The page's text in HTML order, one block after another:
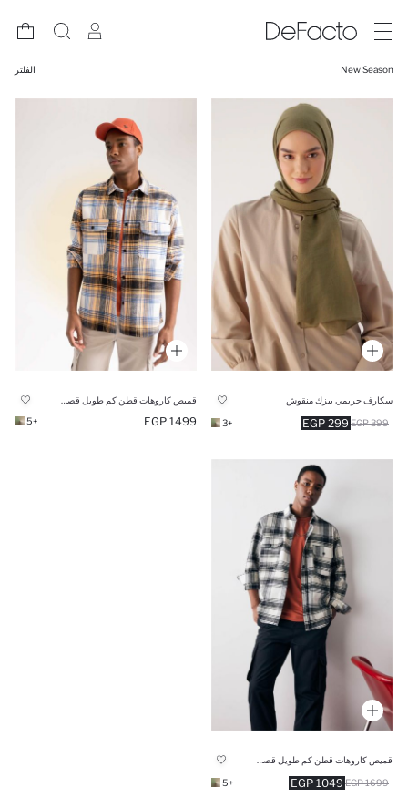
New Season الفلتر
سكارف حريمي بيزك منقوش
299 EGP 399 EGP
+3
1499 EGP
+5
1049 EGP 1699 EGP
+5